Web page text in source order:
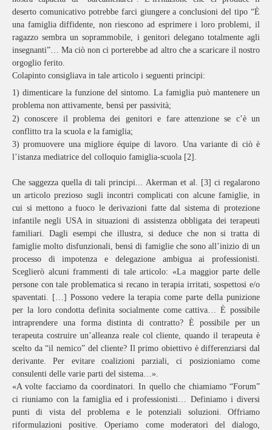
deserto comunicativo potrebbe farci giungere a conclusioni del tipo “È
una famiglia diffidente, non riescono ad esprimere i loro problemi, il
ragazzo sembra un soprammobile, i genitori delegano totalmente agli
insegnanti”… Ma ciò non ci porterebbe ad altro che a scaricare il nostro
orgoglio ferito.
Colapinto consigliava in tale articolo i seguenti principi:
1) dimenticare la funzione del sintomo. La famiglia può mantenere un
problema non attivamente, bensì per passività;
2) conoscere il problema dei genitori e fare attenzione se c’è un
conflitto tra la scuola e la famiglia;
3) promuovere una migliore équipe di lavoro. Una variante di ciò è
l’istanza mediatrice del colloquio famiglia-scuola [2].
Che saggezza quella di tali principi... Akerman et al. [3] ci regalarono
un articolo prezioso sugli incontri complicati con alcune famiglie, in
cui si mettono a fuoco le derivazioni fatte dal sistema di protezione
infantile negli USA in situazioni di assistenza obbligata dei terapeuti
familiari. Dagli esempi che illustra, si deduce che non si tratta di
famiglie molto disfunzionali, bensì di famiglie che sono all’inizio di un
processo di impotenza e delegazione ambigua ai professionisti.
Sceglierò alcuni frammenti di tale articolo: «La maggior parte delle
persone con tale problematica si recano in terapia irritati, sospettosi e/o
spaventati. […] Possono vedere la terapia come parte della punizione
per la loro condotta definita socialmente come cattiva… È possibile
intraprendere una forma distinta di contratto? È possibile per un
terapeuta costruire un’alleanza reale col cliente, quando il terapeuta è
scelto da “il nemico” del cliente? Il primo obiettivo è differenziarsi dal
derivante. Per evitare coalizioni parziali, ci posizioniamo come
consulenti delle varie parti del sistema…».
«A volte facciamo da coordinatori. In quello che chiamiamo “Forum”
ci riuniamo con la famiglia ed i professionisti… Definiamo i diversi
punti di vista del problema e le potenziali soluzioni. Offriamo
riformulazioni positive. Operiamo come moderatori del dialogo,